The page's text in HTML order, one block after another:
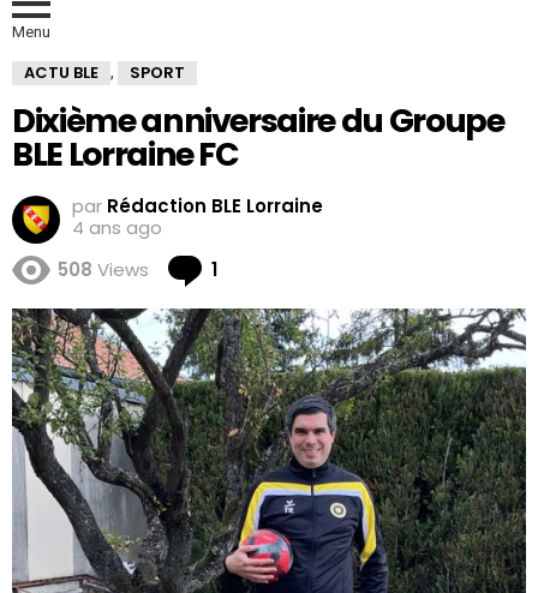
Menu
ACTU BLE , SPORT
Dixième anniversaire du Groupe
BLE Lorraine FC
par Rédaction BLE Lorraine
4 ans ago
508 Views 1